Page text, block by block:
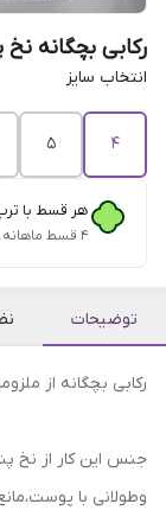
رکابی بچگانه نخ پنبه ای
انتخاب سایز
4
5
هر قسط با
۴ قسط ماهانه. بدون سود، چک و ضامن.
توضیحات
رکابی بچگانه از
جنس این کار از نخ
و‌طولانی با